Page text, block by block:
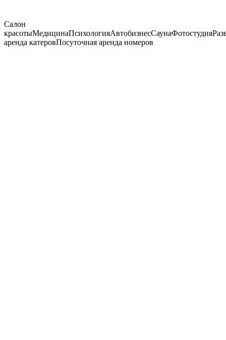
Салон
красотыМедицинаПсихологияАвтобизнесСаунаФотостудия
аренда катеровПосуточная аренда номеров